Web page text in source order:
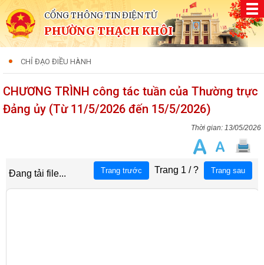
CỔNG THÔNG TIN ĐIỆN TỬ
PHƯỜNG THẠCH KHÔI
CHỈ ĐẠO ĐIỀU HÀNH
CHƯƠNG TRÌNH công tác tuần của Thường trực
Đảng ủy (Từ 11/5/2026 đến 15/5/2026)
13/05/2026